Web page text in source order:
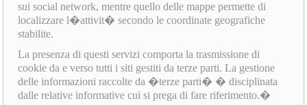
sui social network, mentre quello delle mappe permette di
localizzare l�attivit� secondo le coordinate geografiche
stabilite.
La presenza di questi servizi comporta la trasmissione di
cookie da e verso tutti i siti gestiti da terze parti. La gestione
delle informazioni raccolte da �terze parti� � disciplinata
dalle relative informative cui si prega di fare riferimento.�